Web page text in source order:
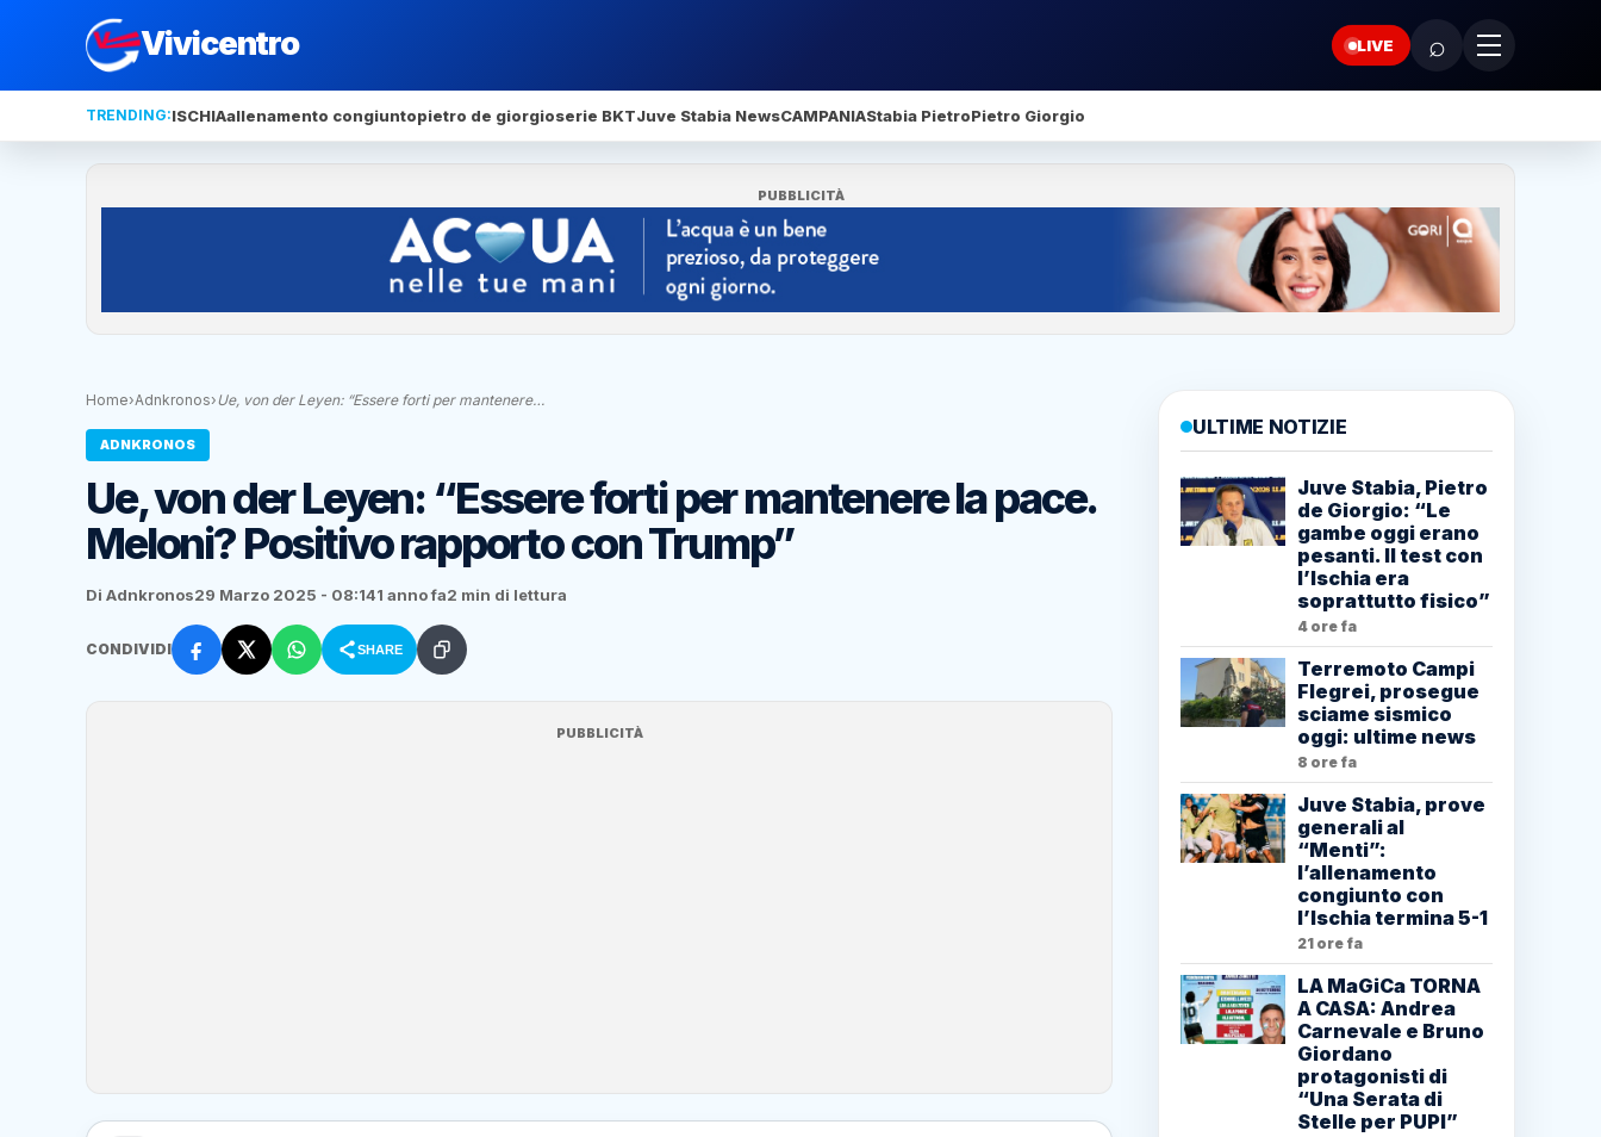
Vivicentro LIVE ⌕
TRENDING:ISCHIAallenamento congiuntopietro de giorgioserie BKTJuve Stabia NewsCAMPANIAStabia PietroPietro Giorgio
PUBBLICITÀ
Home›Adnkronos›Ue, von der Leyen: “Essere forti per mantenere…
ADNKRONOS
Ue, von der Leyen: “Essere forti per mantenere la pace.
Meloni? Positivo rapporto con Trump”
Di Adnkronos29 Marzo 2025 - 08:141 anno fa2 min di lettura
CONDIVIDI SHARE
PUBBLICITÀ
ULTIME NOTIZIE
Juve Stabia, Pietro
de Giorgio: “Le
gambe oggi erano
pesanti. Il test con
l’Ischia era
soprattutto fisico”
4 ore fa
Terremoto Campi
Flegrei, prosegue
sciame sismico
oggi: ultime news
8 ore fa
Juve Stabia, prove
generali al
“Menti”:
l’allenamento
congiunto con
l’Ischia termina 5-1
21 ore fa
LA MaGiCa TORNA
A CASA: Andrea
Carnevale e Bruno
Giordano
protagonisti di
“Una Serata di
Stelle per PUPI”